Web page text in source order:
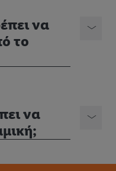
να
το
να